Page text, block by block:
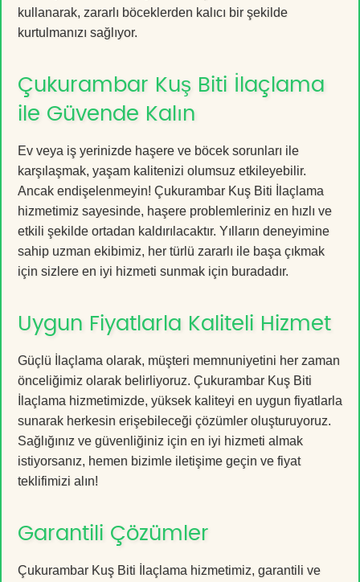
kullanarak, zararlı böceklerden kalıcı bir şekilde
kurtulmanızı sağlıyor.
Çukurambar Kuş Biti İlaçlama
ile Güvende Kalın
Ev veya iş yerinizde haşere ve böcek sorunları ile
karşılaşmak, yaşam kalitenizi olumsuz etkileyebilir.
Ancak endişelenmeyin! Çukurambar Kuş Biti İlaçlama
hizmetimiz sayesinde, haşere problemleriniz en hızlı ve
etkili şekilde ortadan kaldırılacaktır. Yılların deneyimine
sahip uzman ekibimiz, her türlü zararlı ile başa çıkmak
için sizlere en iyi hizmeti sunmak için buradadır.
Uygun Fiyatlarla Kaliteli Hizmet
Güçlü İlaçlama olarak, müşteri memnuniyetini her zaman
önceliğimiz olarak belirliyoruz. Çukurambar Kuş Biti
İlaçlama hizmetimizde, yüksek kaliteyi en uygun fiyatlarla
sunarak herkesin erişebileceği çözümler oluşturuyoruz.
Sağlığınız ve güvenliğiniz için en iyi hizmeti almak
istiyorsanız, hemen bizimle iletişime geçin ve fiyat
teklifimizi alın!
Garantili Çözümler
Çukurambar Kuş Biti İlaçlama hizmetimiz, garantili ve